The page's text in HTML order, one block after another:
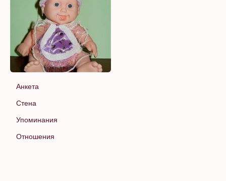
Анкета
Стена
Упоминания
Отношения